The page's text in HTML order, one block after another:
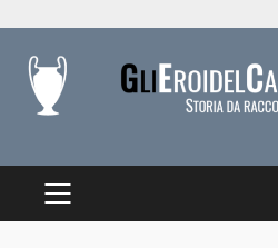
content
PRIMARY